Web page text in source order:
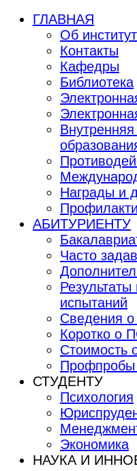
ГЛАВНАЯ
Об
Контакты
Кафедры
Библиотека
Награды и
АБИТУРИЕНТУ
Часто
Результаты
испытаний
Сведения о
Коротко о
Стоимость
Профпробы
СТУДЕНТУ
Психология
Экономика
НАУКА И